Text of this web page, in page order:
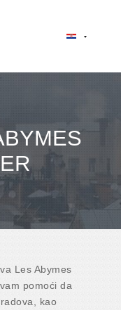
Les Abymes
pomoći da
kao